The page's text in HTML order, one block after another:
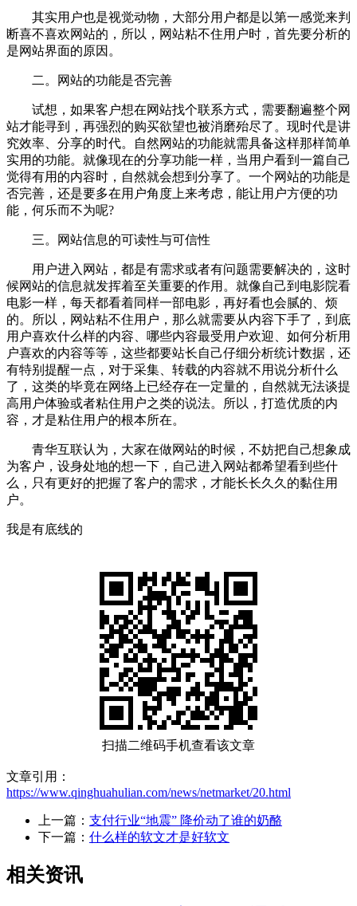
其实用户也是视觉动物，大部分用户都是以第一感觉来判
断喜不喜欢网站的，所以，网站粘不住用户时，首先要分析的
是网站界面的原因。
二。网站的功能是否完善
试想，如果客户想在网站找个联系方式，需要翻遍整个网
站才能寻到，再强烈的购买欲望也被消磨殆尽了。现时代是讲
究效率、分享的时代。自然网站的功能就需具备这样那样简单
实用的功能。就像现在的分享功能一样，当用户看到一篇自己
觉得有用的内容时，自然就会想到分享了。一个网站的功能是
否完善，还是要多在用户角度上来考虑，能让用户方便的功
能，何乐而不为呢?
三。网站信息的可读性与可信性
用户进入网站，都是有需求或者有问题需要解决的，这时
候网站的信息就发挥着至关重要的作用。就像自己到电影院看
电影一样，每天都看着同样一部电影，再好看也会腻的、烦
的。所以，网站粘不住用户，那么就需要从内容下手了，到底
用户喜欢什么样的内容、哪些内容最受用户欢迎、如何分析用
户喜欢的内容等等，这些都要站长自己仔细分析统计数据，还
有特别提醒一点，对于采集、转载的内容就不用说分析什么
了，这类的毕竟在网络上已经存在一定量的，自然就无法谈提
高用户体验或者粘住用户之类的说法。所以，打造优质的内
容，才是粘住用户的根本所在。
青华互联认为，大家在做网站的时候，不妨把自己想象成
为客户，设身处地的想一下，自己进入网站都希望看到些什
么，只有更好的把握了客户的需求，才能长长久久的黏住用
户。
我是有底线的
扫描二维码手机查看该文章
文章引用：
https://www.qinghuahulian.com/news/netmarket/20.html
上一篇： 支付行业“地震” 降价动了谁的奶酪
下一篇： 什么样的软文才是好软文
相关资讯